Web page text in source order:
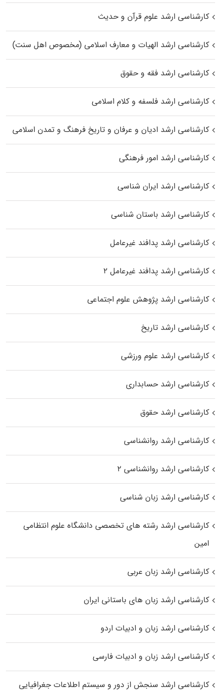
کارشناسی ارشد علوم قرآن و حدیث
کارشناسی ارشد الهیات و معارف اسلامی (مخصوص اهل سنت)
کارشناسی ارشد فقه و حقوق
کارشناسی ارشد فلسفه و کلام اسلامی
کارشناسی ارشد ادیان و عرفان و تاریخ فرهنگ و تمدن اسلامی
کارشناسی ارشد امور فرهنگی
کارشناسی ارشد ایران شناسی
کارشناسی ارشد باستان شناسی
کارشناسی ارشد پدافند غیرعامل
کارشناسی ارشد پدافند غیرعامل ۲
کارشناسی ارشد پژوهش علوم اجتماعی
کارشناسی ارشد تاریخ
کارشناسی ارشد علوم ورزشی
کارشناسی ارشد حسابداری
کارشناسی ارشد حقوق
کارشناسی ارشد روانشناسی
کارشناسی ارشد روانشناسی ۲
کارشناسی ارشد زبان شناسی
کارشناسی ارشد رﺷﺘﻪ ﻫﺎی تخصصی داﻧﺸﮕﺎه ﻋﻠﻮم انتظامی
اﻣﻴﻦ
کارشناسی ارشد زبان عربی
کارشناسی ارشد زبان‌ های باستانی ایران
کارشناسی ارشد زبان و ادبیات اردو
کارشناسی ارشد زبان و ادبیات فارسی
کارشناسی ارشد سنجش از دور و سیستم اطلاعات جغرافیایی